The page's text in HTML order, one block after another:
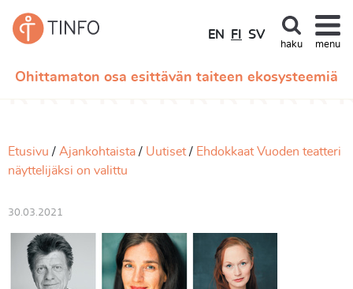
Ohittamaton osa esittävän taiteen ekosysteemiä
EN FI SV
haku menu
Etusivu Ajankohtaista Uutiset
Ehdokkaat Vuoden teatteri
näyttelijäksi on valittu
30.03.2021